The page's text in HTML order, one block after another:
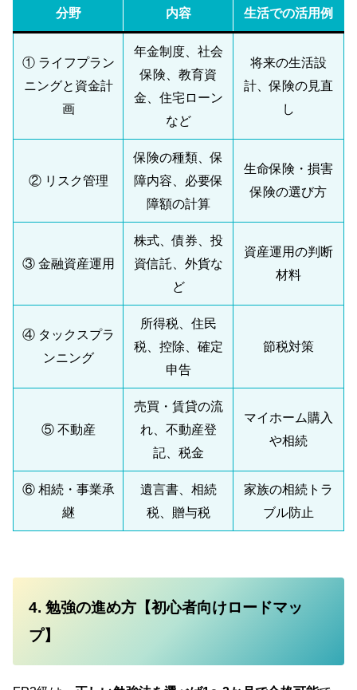
分野 内容 生活での活用例
① ライフプラン
ニングと資金計
画
年金制度、社会
保険、教育資
金、住宅ローン
など
将来の生活設
計、保険の見直
し
② リスク管理
保険の種類、保
障内容、必要保
障額の計算
生命保険・損害
保険の選び方
③ 金融資産運用
株式、債券、投
資信託、外貨な
ど
資産運用の判断
材料
④ タックスプラ
ンニング
所得税、住民
税、控除、確定
申告
節税対策
⑤ 不動産
売買・賃貸の流
れ、不動産登
記、税金
マイホーム購入
や相続
⑥ 相続・事業承
継
遺言書、相続
税、贈与税
家族の相続トラ
ブル防止
4. 勉強の進め方【初心者向けロードマッ
プ】